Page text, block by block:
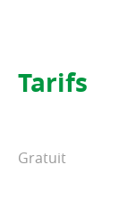
Tarifs
Gratuit